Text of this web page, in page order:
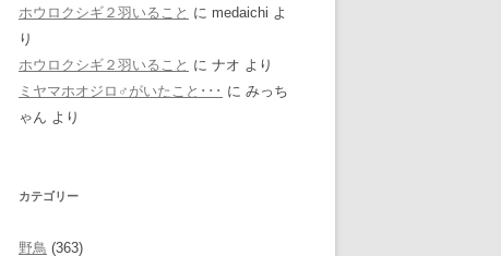
ホウロクシギ２羽いること に medaichi よ
り
ホウロクシギ２羽いること に ナオ より
ミヤマホオジロ♂がいたこと･･･ に みっち
ゃん より
カテゴリー
野鳥 (363)